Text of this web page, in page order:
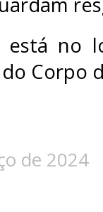
está no
Corpo
de 2024